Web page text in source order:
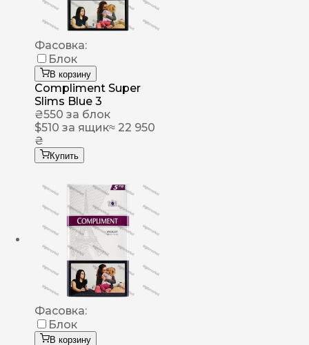
Фасовка:
Блок
В корзину
Compliment Super
Slims Blue 3
₴550 за блок
$510 за ящик≈ 22 950
₴
Купить
Фасовка:
Блок
В корзину